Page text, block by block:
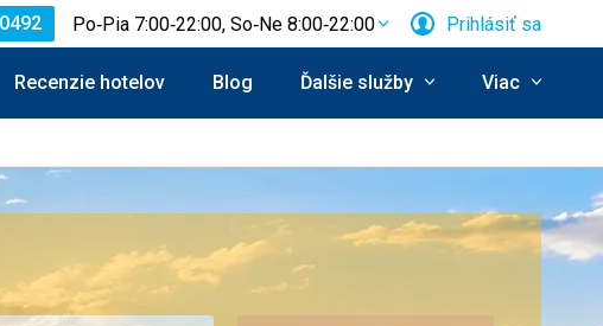
Po‑Pia 7:00‑22:00, So‑Ne 8:00‑22:00 Prihlásiť sa
Recenzie hotelov Blog Ďalšie služby Viac